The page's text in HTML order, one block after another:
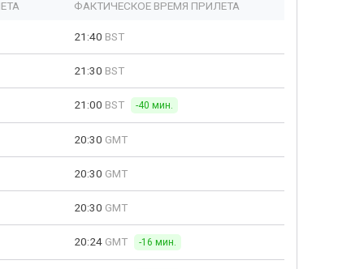
ФАКТИЧЕСКОЕ ВРЕМЯ ПРИЛЕТА
21:40 BST
21:30 BST
21:00 BST -40 мин.
20:30 GMT
20:30 GMT
20:30 GMT
20:24 GMT -16 мин.